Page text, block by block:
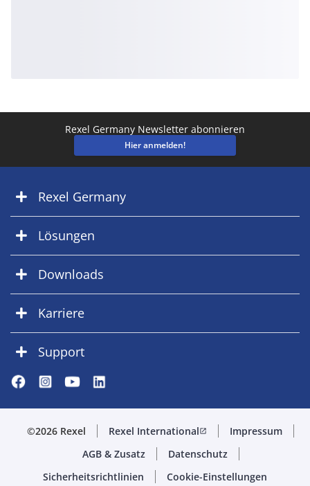
Rexel Germany Newsletter abonnieren
Hier anmelden!
Rexel Germany
Lösungen
Downloads
Karriere
Support
©2026 Rexel Rexel Internationalopen_in_new
Impressum
AGB & Zusatz
Datenschutz
Sicherheitsrichtlinien
Cookie-Einstellungen